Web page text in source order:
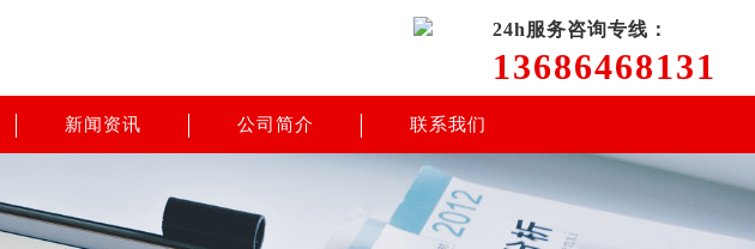
24h服务咨询专线：
13686468131
新闻资讯 公司简介 联系我们